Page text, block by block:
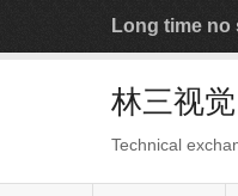
Long time no
林三视觉
Technical